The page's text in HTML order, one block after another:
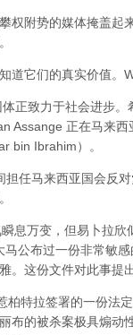
权附势的媒体掩盖
道它们的真实价值。
正致力于社会进步
Assange 正在马来
bin Ibrahim）。
任马来西亚国会反
息万变，但易卜拉欣
马公布过一份非常敏
。这份文件对此事提
柏特拉签署的一份法
布的被杀案极具煽